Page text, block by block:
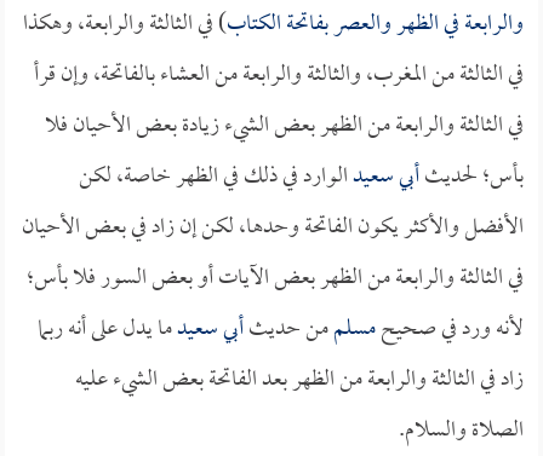
والرابعة في الظهر والعصر بفاتحة الكتاب) في الثالثة والرابعة، وهكذا
في الثالثة من المغرب، والثالثة والرابعة من العشاء بالفاتحة، وإن قرأ
في الثالثة والرابعة من الظهر بعض الشيء زيادة بعض الأحيان فلا
بأس؛ لحديثأبي سعيدالوارد في ذلك في الظهر خاصة، لكن
الأفضل والأكثر يكون الفاتحة وحدها، لكن إن زاد في بعض الأحيان
في الثالثة والرابعة من الظهر بعض الآيات أو بعض السور فلا بأس؛
لأنه ورد في صحيحمسلممن حديثأبي سعيدما يدل على أنه ربما
زاد في الثالثة والرابعة من الظهر بعد الفاتحة بعض الشيء عليه
الصلاة والسلام.